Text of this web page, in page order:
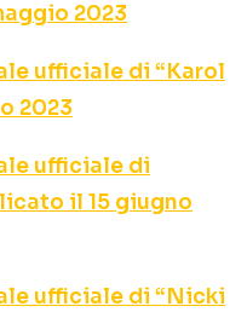
2023
ufficiale di “Karol
2023
ufficiale di
il 15 giugno
ufficiale di “Nicki